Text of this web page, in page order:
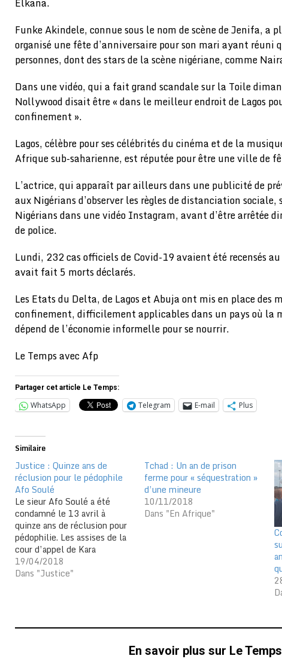
Funke Akindele, connue sous le nom de scène de Jenifa, a
organisé une fête d’anniversaire pour son mari ayant réuni
personnes, dont des stars de la scène nigériane, comme
Dans une vidéo, qui a fait grand scandale sur la Toile
Nollywood disait être « dans le meilleur endroit de Lagos
confinement ».
Lagos, célèbre pour ses célébrités du cinéma et de la
Afrique sub-saharienne, est réputée pour être une ville de
L’actrice, qui apparaît par ailleurs dans une publicité de
aux Nigérians d’observer les règles de distanciation sociale,
Nigérians dans une vidéo Instagram, avant d’être arrêtée
de police.
Lundi, 232 cas officiels de Covid-19 avaient été recensés
avait fait 5 morts déclarés.
Les Etats du Delta, de Lagos et Abuja ont mis en place des
confinement, difficilement applicables dans un pays où la
dépend de l’économie informelle pour se nourrir.
Le Temps avec Afp
Partager cet article Le Temps:
WhatsApp Telegram E-mail Plus
Similaire
Justice : Quinze ans de
réclusion pour le pédophile
Afo Soulé
Le sieur Afo Soulé a été
condamné le 13 avril à
quinze ans de réclusion pour
pédophilie. Les assises de la
cour d’appel de Kara
clôturent sur cette affaire. Le
sieur Afo Soulé Aliou a été
19/04/2018
Dans "Justice"
Tchad : Un an de prison
ferme pour « séquestration »
d’une mineure
10/11/2018
Dans "En Afrique"
En savoir plus sur Le Temps